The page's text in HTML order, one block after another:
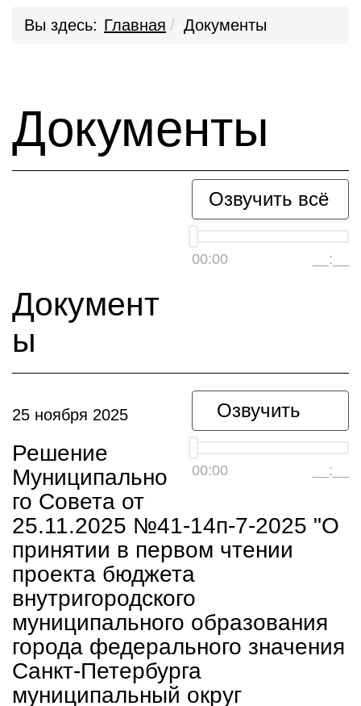
Вы здесь: Главная Документы
Документы
Озвучить всё
00:00 __:__
Документ
ы
Озвучить
00:00 __:__
25 ноября 2025
Решение
Муниципально
го Совета от
25.11.2025 №41-14п-7-2025 "О
принятии в первом чтении
проекта бюджета
внутригородского
муниципального образования
города федерального значения
Санкт-Петербурга
муниципальный округ